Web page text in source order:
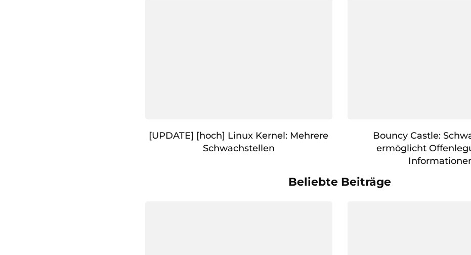
[UPDATE] [hoch] Linux Kernel: Mehrere
Schwachstellen
Bouncy Castle:
ermöglicht
Beliebte Beiträge